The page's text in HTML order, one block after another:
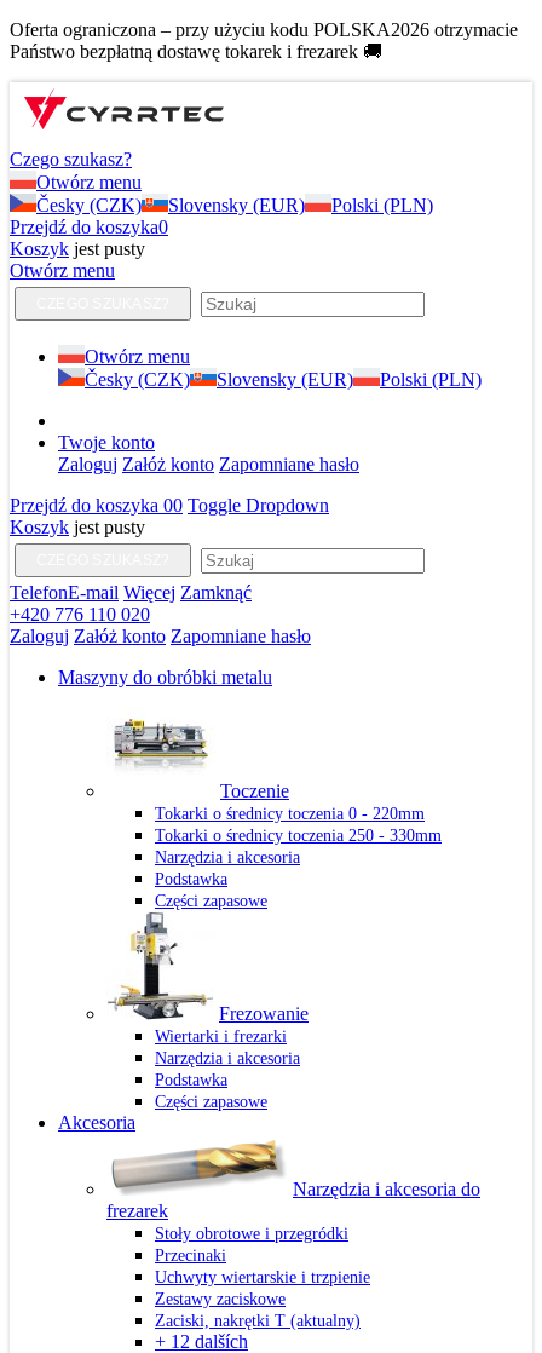
Oferta ograniczona – przy użyciu kodu POLSKA2026 otrzymacie
Państwo bezpłatną dostawę tokarek i frezarek 🚚
Czego szukasz?
Otwórz menu
Česky (CZK)
Slovensky (EUR)
Polski (PLN)
Przejdź do koszyka0
Koszyk jest pusty
Otwórz menu
Otwórz menu
Česky (CZK)
Slovensky (EUR) Polski (PLN)
Twoje konto
Zaloguj Załóż konto Zapomniane hasło
Przejdź do koszyka 00 Toggle Dropdown
Koszyk jest pusty
TelefonE-mail Więcej Zamknąć
+420 776 110 020
Zaloguj Załóż konto Zapomniane hasło
Maszyny do obróbki metalu
Toczenie
Tokarki o średnicy toczenia 0 - 220mm
Tokarki o średnicy toczenia 250 - 330mm
Narzędzia i akcesoria
Podstawka
Części zapasowe
Frezowanie
Wiertarki i frezarki
Narzędzia i akcesoria
Podstawka
Części zapasowe
Akcesoria
Narzędzia i akcesoria do
frezarek
Stoły obrotowe i przegródki
Przecinaki
Uchwyty wiertarskie i trzpienie
Zestawy zaciskowe
Zaciski, nakrętki T (aktualny)
+ 12 dalších